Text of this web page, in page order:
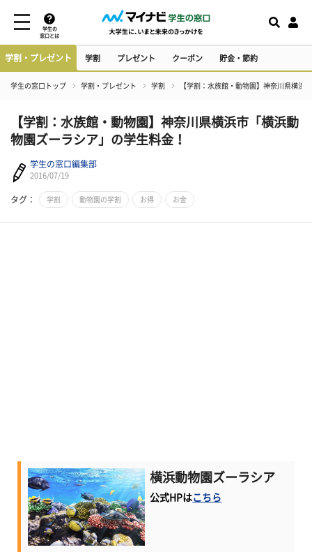
学生の
窓口とは
学割・プレゼント 学割 プレゼント クーポン 貯金・節約
学生の窓口トップ 学割・プレゼント 学割 【学割：水族館・動物園】神奈川県横浜
【学割：水族館・動物園】神奈川県横浜市「横浜動
物園ズーラシア」の学生料金！
学生の窓口編集部
2016/07/19
タグ： 学割 動物園の学割 お得 お金
横浜動物園ズーラシア
公式HPはこちら